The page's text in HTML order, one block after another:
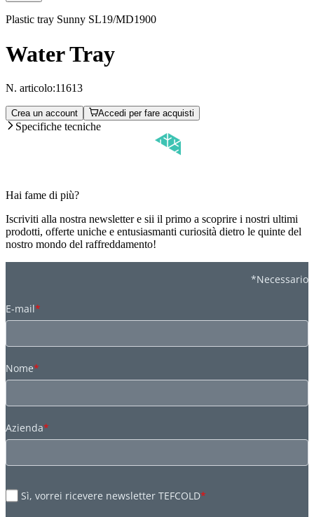
Plastic tray Sunny SL19/MD1900
Water Tray
N. articolo:11613
Crea un account Accedi per fare acquisti
Specifiche tecniche
Hai fame di più?
Iscriviti alla nostra newsletter e sii il primo a scoprire i nostri ultimi
prodotti, offerte uniche e entusiasmanti curiosità dietro le quinte del
nostro mondo del raffreddamento!
*Necessario
E-mail*
Nome*
Azienda*
Sì, vorrei ricevere newsletter TEFCOLD*